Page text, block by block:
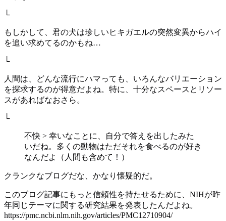
└
もしかして、君の犬は珍しいヒキガエルの突然変異からハイ
を追い求めてるのかもね…
└
人間は、どんな流行にハマっても、いろんなバリエーション
を探求するのが得意だよね。特に、十分なスペースとリソー
スがあればなおさら。
└
不快 > 幸いなことに、自分で答えを出したみた
いだね。多くの動物はただそれを食べるのが好き
なんだよ（人間も含めて！）
クランクなブログだな、かなり懐疑的だ。
このブログ記事にもっと信頼性を持たせるために、NIHが昨
年同じテーマに関する研究結果を発表したんだよね。
https://pmc.ncbi.nlm.nih.gov/articles/PMC12710904/